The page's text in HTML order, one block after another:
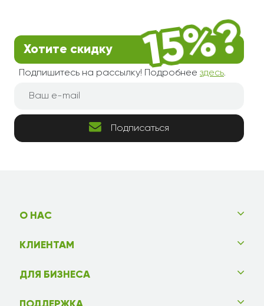
Хотите скидку
Подпишитесь на рассылку! Подробнее здесь.
Подписаться
О НАС
КЛИЕНТАМ
ДЛЯ БИЗНЕСА